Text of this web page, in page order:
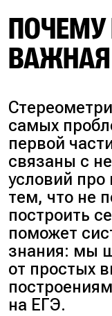
самых
первой
связаны с
условий
тем, что не
построить
поможет
знания: мы
от простых
на ЕГЭ.